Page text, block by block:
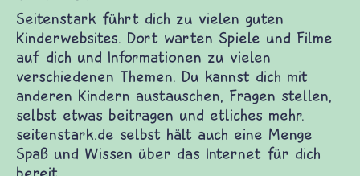
führt dich zu vielen guten
Dort warten Spiele und Filme auf
und Informationen zu vielen verschiedenen
Du kannst dich mit anderen Kindern
Fragen stellen, selbst etwas beitragen
etliches mehr. seitenstark.de selbst hält auch
Menge Spaß und Wissen über das Internet für